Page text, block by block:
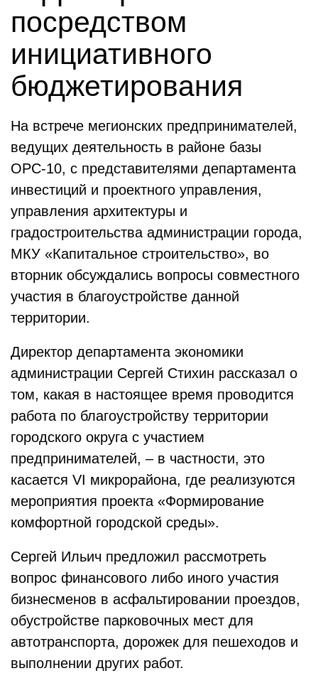
посредством
инициативного
бюджетирования
На встрече мегионских предпринимателей,
ведущих деятельность в районе базы
ОРС-10, с представителями департамента
инвестиций и проектного управления,
управления архитектуры и
градостроительства администрации города,
МКУ «Капитальное строительство», во
вторник обсуждались вопросы совместного
участия в благоустройстве данной
территории.
Директор департамента экономики
администрации Сергей Стихин рассказал о
том, какая в настоящее время проводится
работа по благоустройству территории
городского округа с участием
предпринимателей, – в частности, это
касается VI микрорайона, где реализуются
мероприятия проекта «Формирование
комфортной городской среды».
Сергей Ильич предложил рассмотреть
вопрос финансового либо иного участия
бизнесменов в асфальтировании проездов,
обустройстве парковочных мест для
автотранспорта, дорожек для пешеходов и
выполнении других работ.